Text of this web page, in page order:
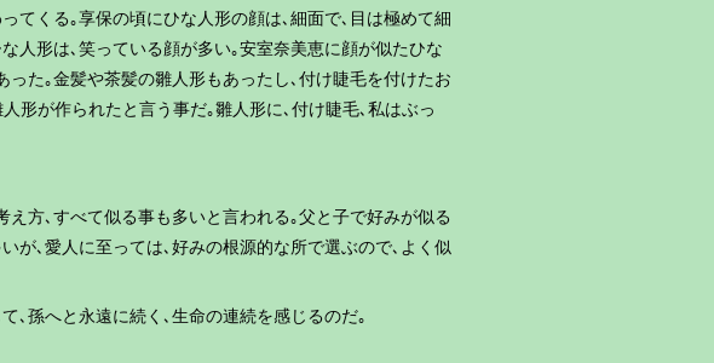
てくる｡享保の頃にひな人形の顔は､細面で､目は極めて細
人形は､笑っている顔が多い｡安室奈美恵に顔が似たひな
った｡金髪や茶髪の雛人形もあったし､付け睫毛を付けたお
形が作られたと言う事だ｡雛人形に､付け睫毛､私はぶっ
方､すべて似る事も多いと言われる｡父と子で好みが似る
が､愛人に至っては､好みの根源的な所で選ぶので､よく似
､孫へと永遠に続く､生命の連続を感じるのだ｡